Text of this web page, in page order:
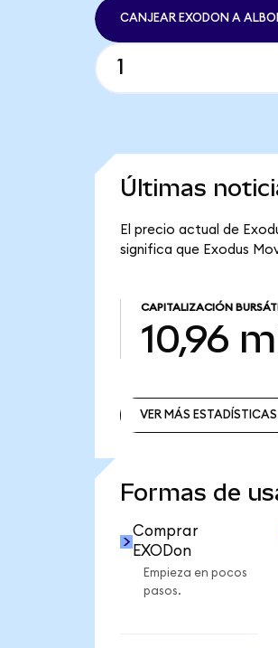
CANJEAR EXODON A
Últimas
El precio actual de
significa que Exodus
CAPITALIZACIÓN
10,96
VER MÁS ESTADÍSTICAS
Formas de
Comprar
EXODon
Empieza en pocos
pasos.